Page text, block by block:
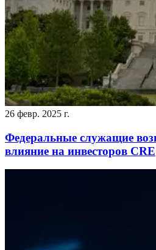
26 февр. 2025 г.
Федеральные служащие
влияние на инвесторов CRE